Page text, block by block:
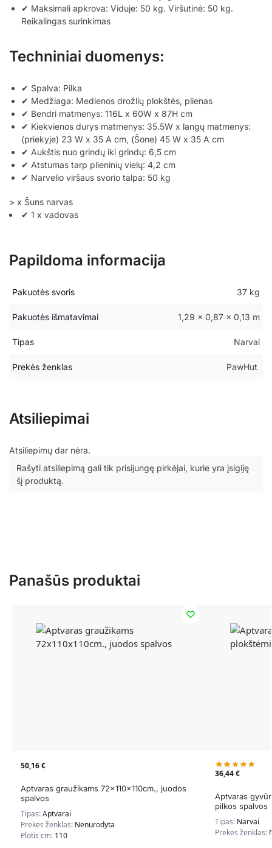
✔ Maksimali apkrova: Viduje: 50 kg. Viršutinė: 50 kg.
Reikalingas surinkimas
Techniniai duomenys:
✔ Spalva: Pilka
✔ Medžiaga: Medienos drožlių plokštės, plienas
✔ Bendri matmenys: 116L x 60W x 87H cm
✔ Kiekvienos durys matmenys: 35.5W x langų matmenys:
(priekyje) 23 W x 35 A cm, (Šone) 45 W x 35 A cm
✔ Aukštis nuo grindų iki grindų: 6,5 cm
✔ Atstumas tarp plieninių vielų: 4,2 cm
✔ Narvelio viršaus svorio talpa: 50 kg
> x Šuns narvas
✔ 1 x vadovas
Papildoma informacija
Pakuotės svoris 37 kg
Pakuotės išmatavimai 1,29 × 0,87 × 0,13 m
Tipas Narvai
Prekės ženklas PawHut
Atsiliepimai
Atsiliepimų dar nėra.
Rašyti atsiliepimą gali tik prisijungę pirkėjai, kurie yra įsigiję
šį produktą.
Panašūs produktai
50,16€
Aptvaras graužikams 72x110x110cm., juodos
spalvos
Tipas:Aptvarai
Prekės ženklas: Nenurodyta
Plotis cm: 110
36,44€
Aptvaras
pilkos spalvos
Tipas: Narvai
Prekės ženklas: